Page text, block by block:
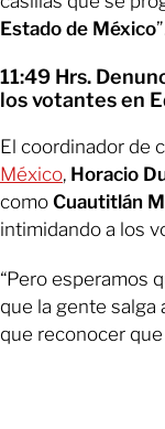
Estado de México
11:49 Hrs.
los votantes en
El coordinador de
México, Horacio
como Cuautitlán
intimidando a los
“Pero esperamos
que la gente salga
que reconocer que